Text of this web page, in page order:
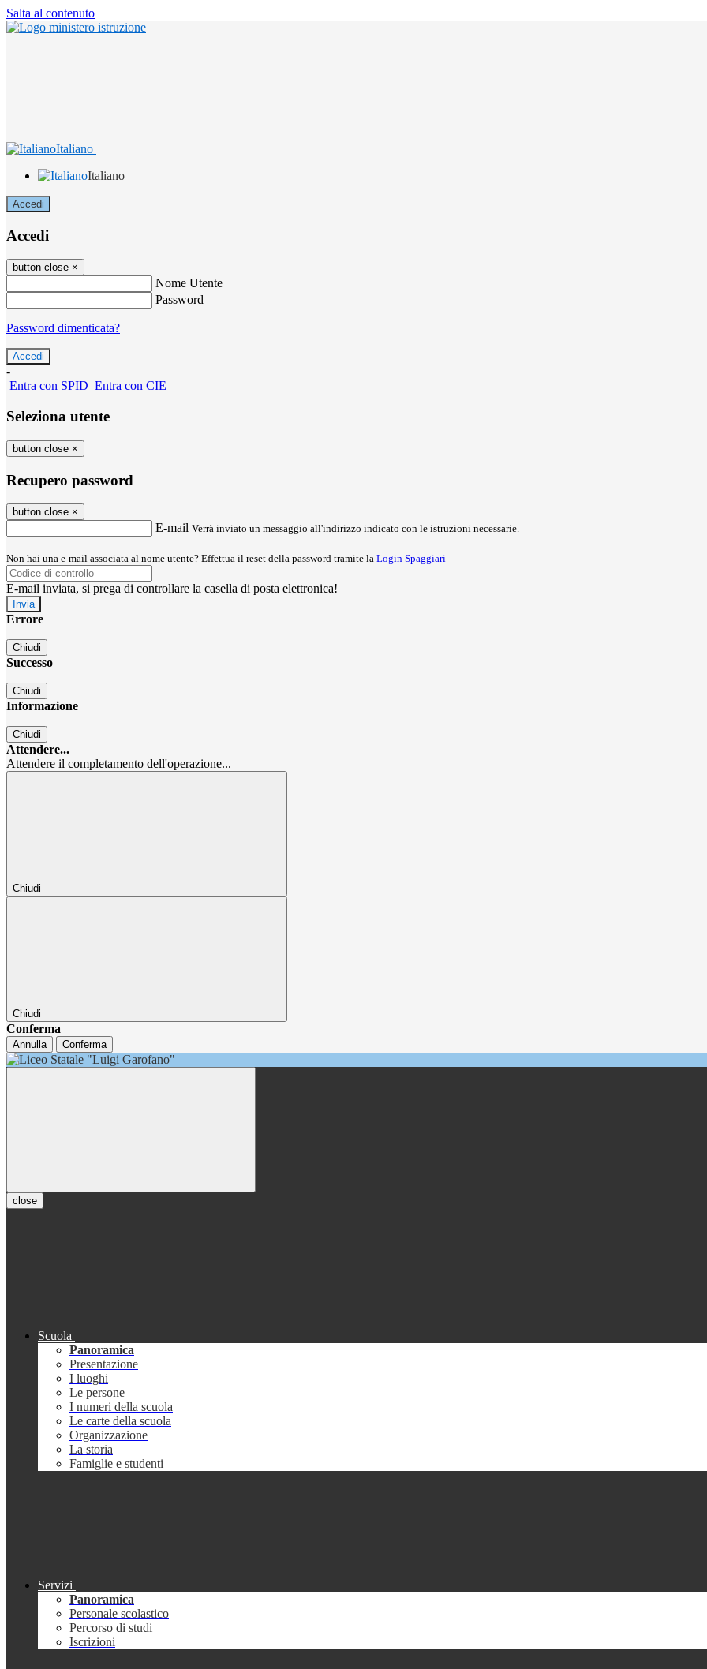
Salta al contenuto
Italiano
Italiano
Accedi
Accedi
button close ×
Nome Utente
Password
Password dimenticata?
-
Entra con SPID Entra con CIE
Seleziona utente
button close ×
Recupero password
button close ×
E-mail Verrà inviato un messaggio all'indirizzo indicato con le istruzioni necessarie.
Non hai una e-mail associata al nome utente? Effettua il reset della password tramite la Login Spaggiari
E-mail inviata, si prega di controllare la casella di posta elettronica!
Errore
Chiudi
Successo
Chiudi
Informazione
Chiudi
Attendere...
Attendere il completamento dell'operazione...
Chiudi
Chiudi
Conferma
Annulla Conferma
close
Scuola
Panoramica
Presentazione
I luoghi
Le persone
I numeri della scuola
Le carte della scuola
Organizzazione
La storia
Famiglie e studenti
Servizi
Panoramica
Personale scolastico
Percorso di studi
Iscrizioni